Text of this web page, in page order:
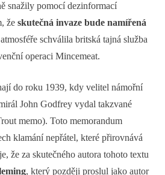
snažily pomocí dezinformací
že skutečná invaze bude namířená
schválila britská tajná služba
operaci Mincemeat.
do roku 1939, kdy velitel námořní
John Godfrey vydal takzvané
memo). Toto memorandum
klamání nepřátel, které přirovnává
že za skutečného autora tohoto textu
, který později proslul jako autor